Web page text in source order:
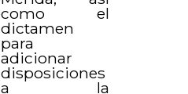
como el
dictamen
para
adicionar
disposiciones
a la